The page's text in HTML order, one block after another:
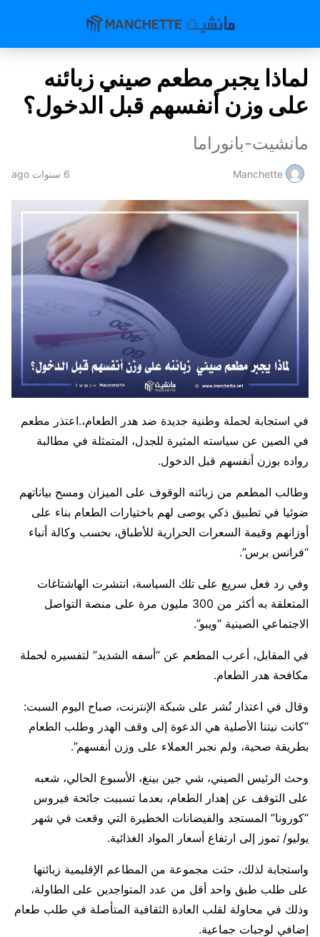
لماذا يجبر مطعم صيني زبائنه
على وزن أنفسهم قبل الدخول؟
مانشيت-بانوراما
Manchette 6 سنوات ago
في استجابة لحملة وطنية جديدة ضد هدر الطعام،.اعتذر مطعم
في الصين عن سياسته المثيرة للجدل، المتمثلة في مطالبة
رواده بوزن أنفسهم قبل الدخول.
وطالب المطعم من زبائنه الوقوف على الميزان ومسح بياناتهم
ضوئيا في تطبيق ذكي يوصى لهم باختيارات الطعام بناء على
أوزانهم وقيمة السعرات الحرارية للأطباق، بحسب وكالة أنباء
“فرانس برس”.
وفي رد فعل سريع على تلك السياسة، انتشرت الهاشتاغات
المتعلقة به أكثر من 300 مليون مرة على منصة التواصل
الاجتماعي الصينية “ويبو”.
في المقابل، أعرب المطعم عن “أسفه الشديد” لتفسيره لحملة
مكافحة هدر الطعام.
وقال في اعتذار نُشر على شبكة الإنترنت، صباح اليوم السبت:
“كانت نيتنا الأصلية هي الدعوة إلى وقف الهدر وطلب الطعام
بطريقة صحية، ولم نجبر العملاء على وزن أنفسهم”.
وحث الرئيس الصيني، شي جين بينغ، الأسبوع الحالي، شعبه
على التوقف عن إهدار الطعام، بعدما تسببت جائحة فيروس
“كورونا” المستجد والفيضانات الخطيرة التي وقعت في شهر
يوليو/ تموز إلى ارتفاع أسعار المواد الغذائية.
واستجابة لذلك، حثت مجموعة من المطاعم الإقليمية زبائنها
على طلب طبق واحد أقل من عدد المتواجدين على الطاولة،
وذلك في محاولة لقلب العادة الثقافية المتأصلة في طلب طعام
إضافي لوجبات جماعية.